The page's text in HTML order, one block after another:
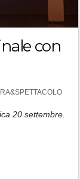
con
20 settembre.